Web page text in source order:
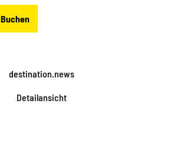
Buchen
destination.news
Detailansicht